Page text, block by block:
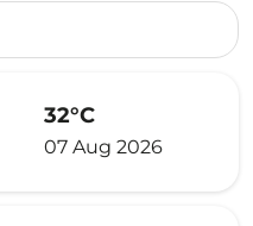
32°C
07 Aug 2026